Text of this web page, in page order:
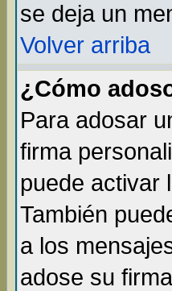
se deja un
Volver arriba
¿Cómo
Para adosar
firma
puede activar
También
a los
adose su